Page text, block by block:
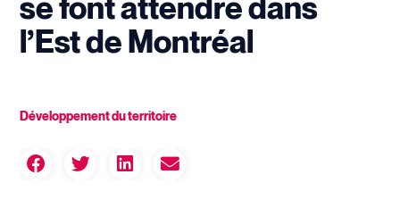
se font attendre dans
l’Est de Montréal
Développement du territoire